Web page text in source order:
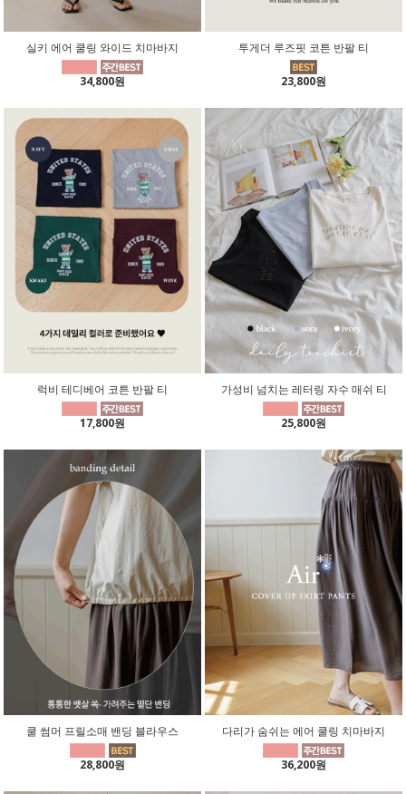
실키 에어 쿨링 와이드 치마바지
34,800원
투게더 루즈핏 코튼 반팔 티
23,800원
럭비 테디베어 코튼 반팔 티
17,800원
가성비 넘치는 레터링 자수 매쉬 티
25,800원
쿨 썸머 프릴소매 밴딩 블라우스
28,800원
다리가 숨쉬는 에어 쿨링 치마바지
36,200원